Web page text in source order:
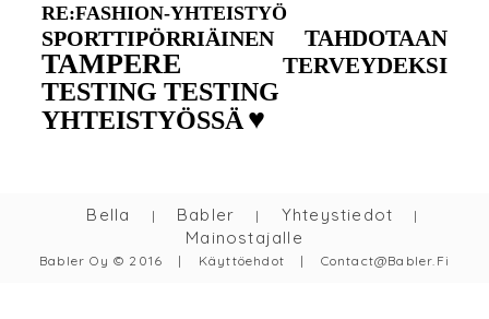
RE:FASHION-YHTEISTYÖ
SPORTTIPÖRRIÄINEN TAHDOTAAN
TAMPERE TERVEYDEKSI
TESTING TESTING
YHTEISTYÖSSÄ ♥
Bella | Babler | Yhteystiedot |
Mainostajalle
Babler Oy © 2016 | Käyttöehdot | Contact@babler.fi